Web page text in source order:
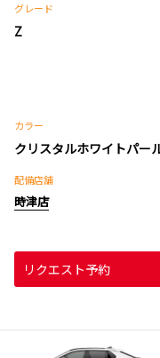
グレード
Z
カラー
クリスタルホワイトパー
配備店舗
時津店
リクエスト予約